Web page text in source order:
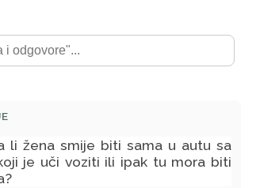
li žena smije biti sama u autu sa
je uči voziti ili ipak tu mora biti